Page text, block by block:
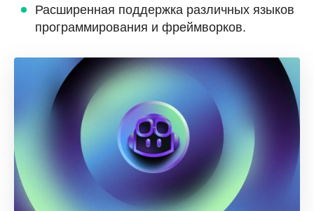
Расширенная поддержка различных языков
программирования и фреймворков.